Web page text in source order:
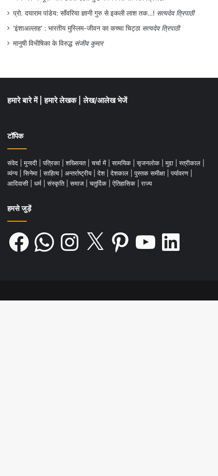
प्रो. दयाराम पांडेय: साँवरिया ज्ञानी गुरु से इकली लाश तक…! सत्यदेव त्रिपाठी
‘इंशाअल्लाह’ : भारतीय मुस्लिम-जीवन का कच्चा चिट्ठा सत्यदेव त्रिपाठी
मानुषी विभीषिका के विरुद्ध संजीव कुमार
हमारे बारे में हमारे लेखक लेख/आलेख भेजें
टॉपिक
संवेद मुनादी पत्रिका शख्सियत चर्चा में सामयिक सृजनलोक मुद्दा स्त्रीकाल
व्यंग्य
सिनेमा साहित्य अन्तर्राष्ट्रीय देश देशकाल पुस्तक समीक्षा पर्यावरण
आदिवासी
धर्म संस्कृति समाज चतुर्दिक ऐतिहासिक राज्य
हमसे जुड़ें
Facebook WhatsAppInstagram Pinterest LinkedIn